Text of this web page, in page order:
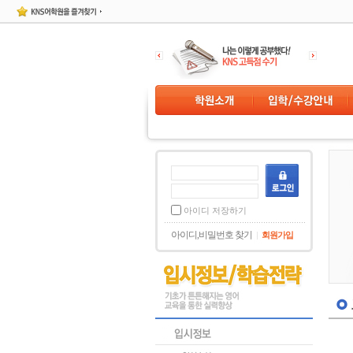
아이디 저장하기
아이디,비밀번호 찾기 회원가입